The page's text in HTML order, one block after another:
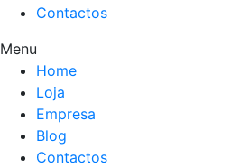
Contactos
Menu
Home
Loja
Empresa
Blog
Contactos